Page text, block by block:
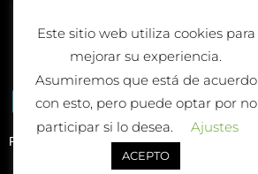
Sábados
10:00-13:00
Política de Devolución o Cambio
Este sitio web utiliza cookies para
mejorar su experiencia.
Asumiremos que está de acuerdo
con esto, pero puede optar por no
participar si lo desea.
Ajustes
ACEPTO